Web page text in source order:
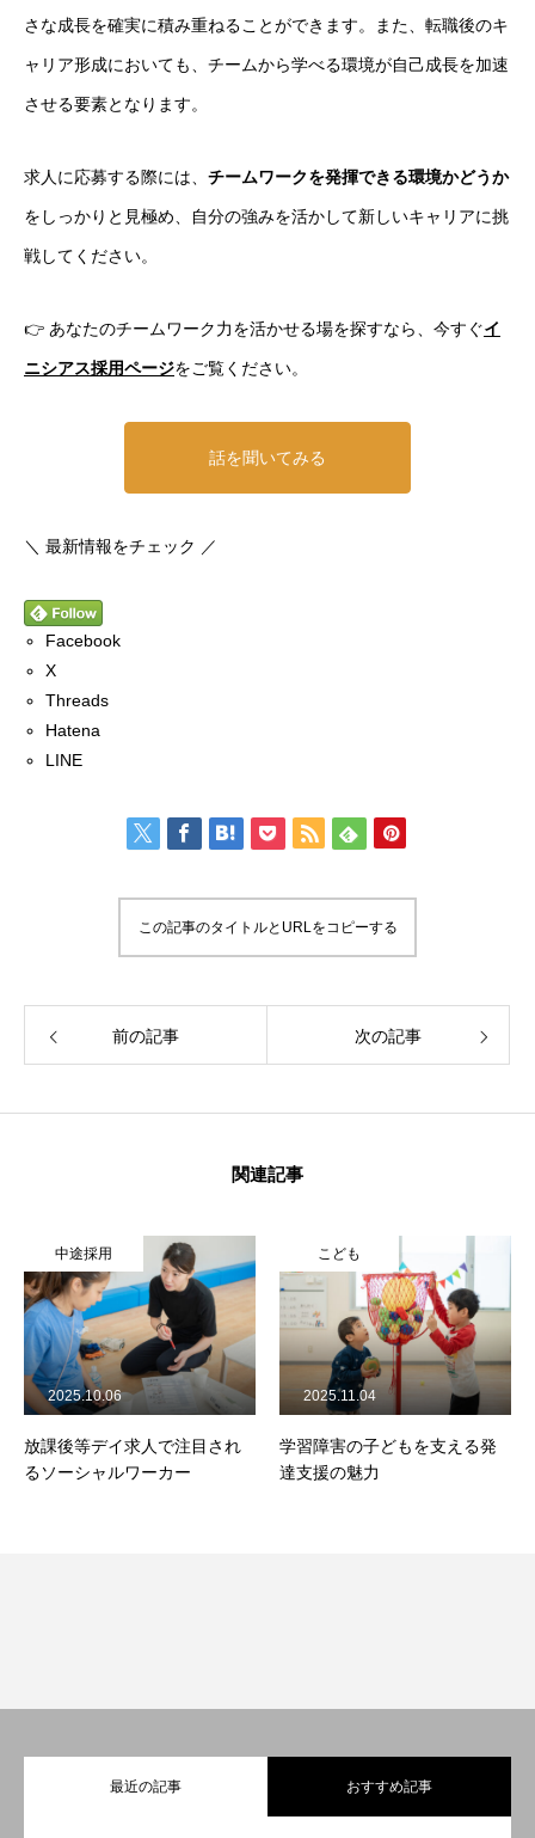
さな成長を確実に積み重ねることができます。また、転職後のキ
ャリア形成においても、チームから学べる環境が自己成長を加速
させる要素となります。
求人に応募する際には、 チームワークを発揮できる環境かどうか
をしっかりと見極め、自分の強みを活かして新しいキャリアに挑
戦してください。
👉 あなたのチームワーク力を活かせる場を探すなら、今すぐイ
ニシアス採用ページをご覧ください。
話を聞いてみる
＼ 最新情報をチェック ／
Facebook
X
Threads
Hatena
LINE
この記事のタイトルとURLをコピーする
前の記事 次の記事
関連記事
中途採用
放課後等デイ求人で注目され
るソーシャルワーカー
2025.10.06
こども
学習障害の子どもを支える発
達支援の魅力
2025.11.04
最近の記事 おすすめ記事